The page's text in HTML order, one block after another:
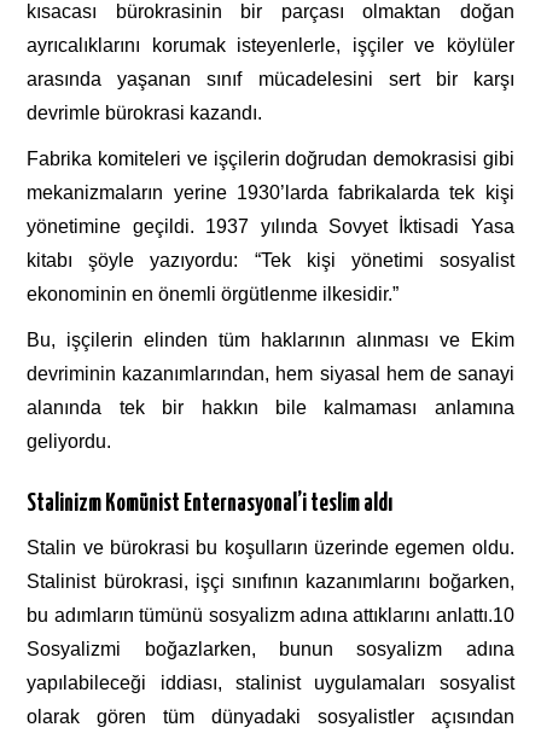
kısacası bürokrasinin bir parçası olmaktan doğan
ayrıcalıklarını korumak isteyenlerle, işçiler ve köylüler
arasında yaşanan sınıf mücadelesini sert bir karşı
devrimle bürokrasi kazandı.
Fabrika komiteleri ve işçilerin doğrudan demokrasisi gibi
mekanizmaların yerine 1930’larda fabrikalarda tek kişi
yönetimine geçildi. 1937 yılında Sovyet İktisadi Yasa
kitabı şöyle yazıyordu: “Tek kişi yönetimi sosyalist
ekonominin en önemli örgütlenme ilkesidir.”
Bu, işçilerin elinden tüm haklarının alınması ve Ekim
devriminin kazanımlarından, hem siyasal hem de sanayi
alanında tek bir hakkın bile kalmaması anlamına
geliyordu.
Stalinizm Komünist Enternasyonal’i teslim aldı
Stalin ve bürokrasi bu koşulların üzerinde egemen oldu.
Stalinist bürokrasi, işçi sınıfının kazanımlarını boğarken,
bu adımların tümünü sosyalizm adına attıklarını anlattı.10
Sosyalizmi boğazlarken, bunun sosyalizm adına
yapılabileceği iddiası, stalinist uygulamaları sosyalist
olarak gören tüm dünyadaki sosyalistler açısından